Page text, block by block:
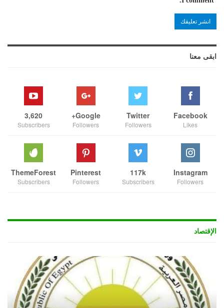
ابقى معنا
Facebook
Likes
Twitter
Followers
Google+
Followers
3,620
Subscribers
Instagram
Followers
117k
Subscribers
Pinterest
Followers
ThemeForest
Subscribers
الإقتصاد